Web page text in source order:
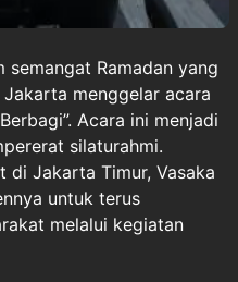
semangat Ramadan yang
menggelar acara
Acara ini menjadi
silaturahmi.
di Jakarta Timur, Vasaka
untuk terus
melalui kegiatan